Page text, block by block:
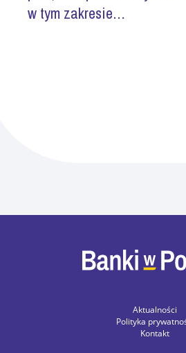
w tym zakresie…
Aktualności
Polityka
Kontakt